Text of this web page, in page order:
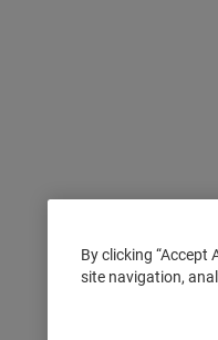
By clicking “Accept
site navigation,